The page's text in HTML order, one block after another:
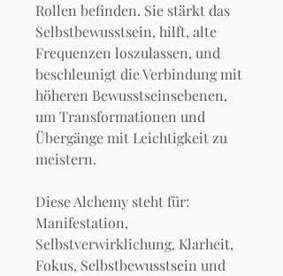
Rollen befinden. Sie stärkt das
Selbstbewusstsein, hilft, alte
Frequenzen loszulassen, und
beschleunigt die Verbindung mit
höheren Bewusstseinsebenen,
um Transformationen und
Übergänge mit Leichtigkeit zu
meistern.
Diese Alchemy steht für:
Manifestation,
Selbstverwirklichung, Klarheit,
Fokus, Selbstbewusstsein und